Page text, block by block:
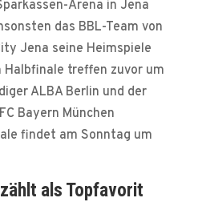
Arena in Jena
das BBL-Team von
Jena seine Heimspiele
treffen zuvor um
ALBA Berlin und der
Bayern München
findet am Sonntag um
als Topfavorit